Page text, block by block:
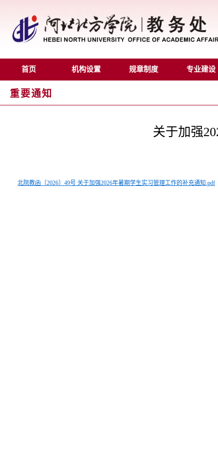
首页 机构设置 规章制度 专业建设
重要通知
关于加强
北院教函〔2026〕49号 关于加强2026年暑期学生实习管理工作的补充通知.pdf